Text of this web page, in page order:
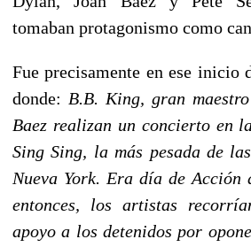
tomaban protagonismo como
Fue precisamente en ese inicio
donde: B.B. King, gran
Baez realizan un concierto en
Sing Sing, la más pesada de
Nueva York. Era día de Acción
entonces, los artistas
apoyo a los detenidos por